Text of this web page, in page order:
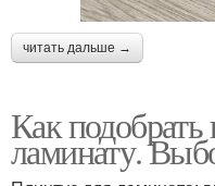
читать дальше →
Как подобрать
ламинату.